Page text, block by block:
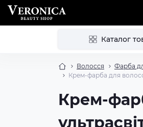
Каталог
Волосся Фарба
Крем-фарба для
Крем-